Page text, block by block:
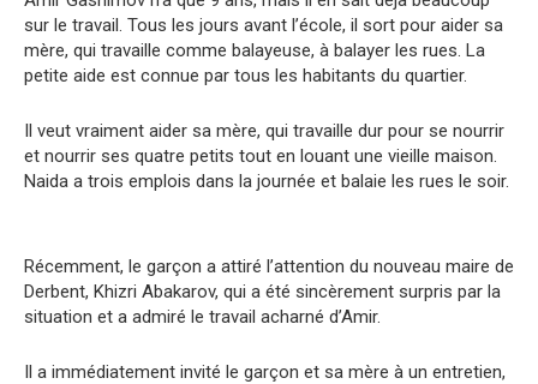
sur le travail. Tous les jours avant l’école, il sort pour aider sa
mère, qui travaille comme balayeuse, à balayer les rues. La
petite aide est connue par tous les habitants du quartier.
Il veut vraiment aider sa mère, qui travaille dur pour se nourrir
et nourrir ses quatre petits tout en louant une vieille maison.
Naida a trois emplois dans la journée et balaie les rues le soir.
Récemment, le garçon a attiré l’attention du nouveau maire de
Derbent, Khizri Abakarov, qui a été sincèrement surpris par la
situation et a admiré le travail acharné d’Amir.
Il a immédiatement invité le garçon et sa mère à un entretien,